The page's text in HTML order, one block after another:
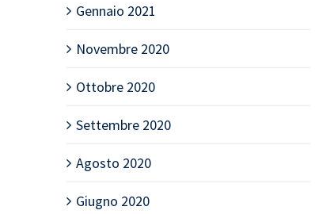
Gennaio 2021
Novembre 2020
Ottobre 2020
Settembre 2020
Agosto 2020
Giugno 2020